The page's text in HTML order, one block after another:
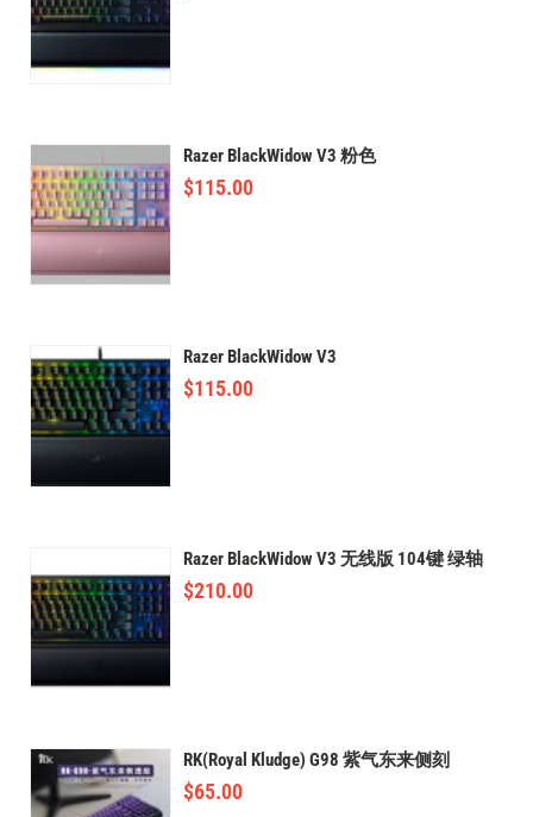
Razer BlackWidow V3 粉色
$115.00
Razer BlackWidow V3
$115.00
Razer BlackWidow V3 无线版 104键 绿轴
$210.00
RK(Royal Kludge) G98 紫气东来侧刻
$65.00